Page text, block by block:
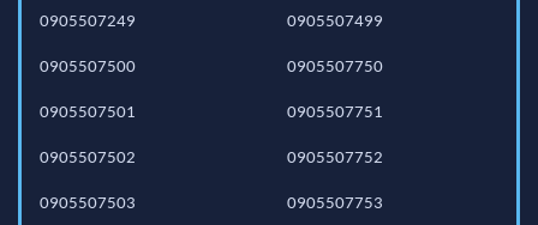
0905507249 0905507499
0905507500
0905507501
0905507502
0905507503
0905507750
0905507751
0905507752
0905507753